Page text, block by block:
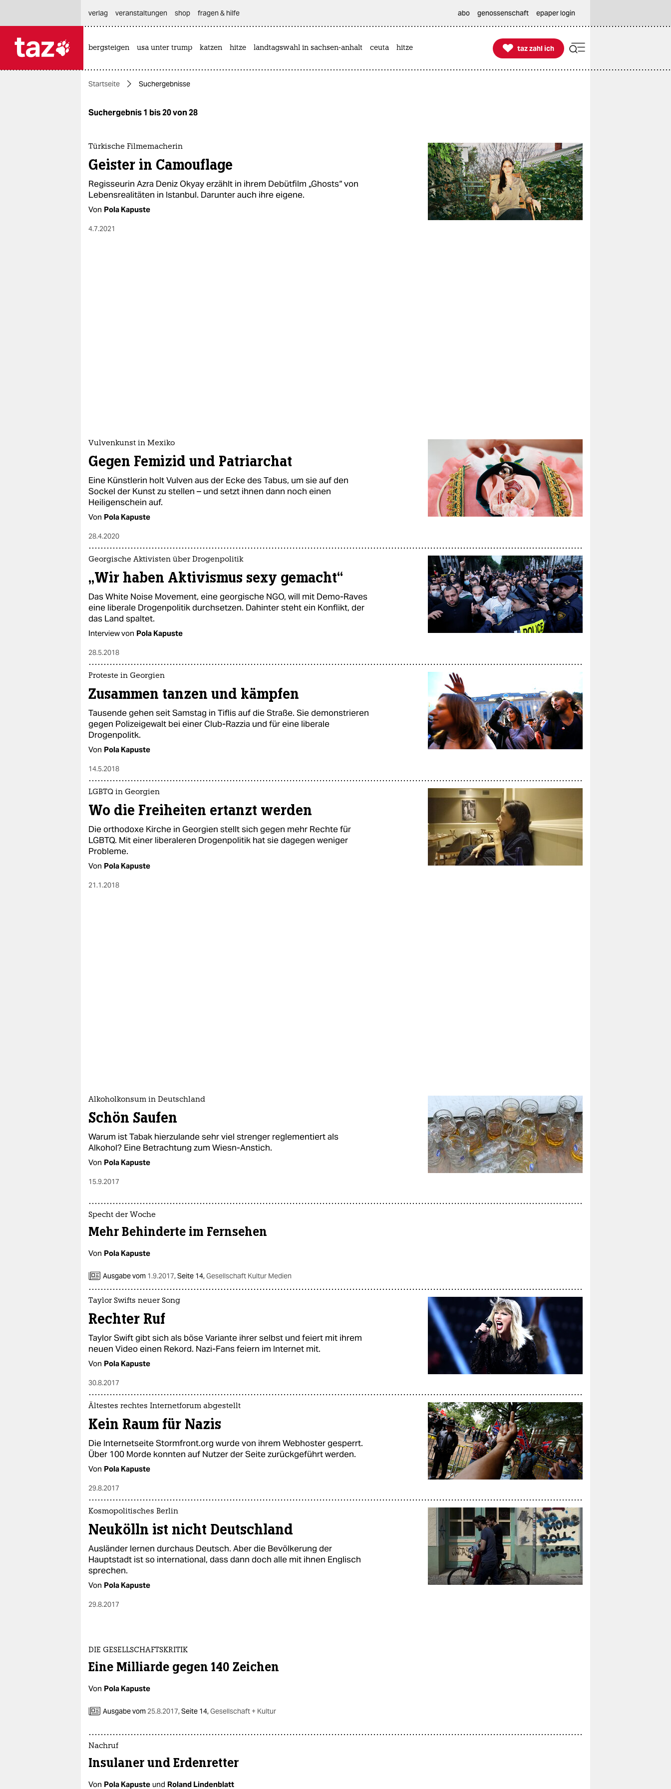
themen
politik
gesellschaft
kultur
berlin
verlag
veranstaltungen shop fragen & hilfe abo genossenschaft epaper login
bergsteigen usa unter trump katzen hitze landtagswahl in sachsen-anhalt ceuta hitze 
taz zahl ich
taz zahl ich
Startseite Suchergebnisse
Suchergebnis 1 bis 20 von 28
Türkische Filmemacherin
Geister in Camouflage
Regisseurin Azra Deniz Okyay erzählt in ihrem Debütfilm „Ghosts“ von
Lebensrealitäten in Istanbul. Darunter auch ihre eigene.
Von Pola Kapuste
4.7.2021
Vulvenkunst in Mexiko
Gegen Femizid und Patriarchat
Eine Künstlerin holt Vulven aus der Ecke des Tabus, um sie auf den
Sockel der Kunst zu stellen – und setzt ihnen dann noch einen
Heiligenschein auf.
Von Pola Kapuste
28.4.2020
Georgische Aktivisten über Drogenpolitik
„Wir haben Aktivismus sexy gemacht“
Das White Noise Movement, eine georgische NGO, will mit Demo-Raves
eine liberale Drogenpolitik durchsetzen. Dahinter steht ein Konflikt, der
das Land spaltet.
Interview von Pola Kapuste
28.5.2018
Proteste in Georgien
Zusammen tanzen und kämpfen
Tausende gehen seit Samstag in Tiflis auf die Straße. Sie demonstrieren
gegen Polizeigewalt bei einer Club-Razzia und für eine liberale
Drogenpolitk.
Von Pola Kapuste
14.5.2018
LGBTQ in Georgien
Wo die Freiheiten ertanzt werden
Die orthodoxe Kirche in Georgien stellt sich gegen mehr Rechte für
LGBTQ. Mit einer liberaleren Drogenpolitik hat sie dagegen weniger
Probleme.
Von Pola Kapuste
21.1.2018
Alkoholkonsum in Deutschland
Schön Saufen
Warum ist Tabak hierzulande sehr viel strenger reglementiert als
Alkohol? Eine Betrachtung zum Wiesn-Anstich.
Von Pola Kapuste
15.9.2017
Specht der Woche
Mehr Behinderte im Fernsehen
Von Pola Kapuste
Ausgabe vom 1.9.2017,Seite 14,Gesellschaft Kultur Medien
Taylor Swifts neuer Song
Rechter Ruf
Taylor Swift gibt sich als böse Variante ihrer selbst und feiert mit ihrem
neuen Video einen Rekord. Nazi-Fans feiern im Internet mit.
Von Pola Kapuste
30.8.2017
Ältestes rechtes Internetforum abgestellt
Kein Raum für Nazis
Die Internetseite Stormfront.org wurde von ihrem Webhoster gesperrt.
Über 100 Morde konnten auf Nutzer der Seite zurückgeführt werden.
Von Pola Kapuste
29.8.2017
Kosmopolitisches Berlin
Neukölln ist nicht Deutschland
Ausländer lernen durchaus Deutsch. Aber die Bevölkerung der
Hauptstadt ist so international, dass dann doch alle mit ihnen Englisch
sprechen.
Von Pola Kapuste
29.8.2017
DIE GESELLSCHAFTSKRITIK
Eine Milliarde gegen 140 Zeichen
Von Pola Kapuste
Ausgabe vom 25.8.2017,Seite 14,Gesellschaft + Kultur
Nachruf
Insulaner und Erdenretter
Von Pola Kapuste und Roland Lindenblatt